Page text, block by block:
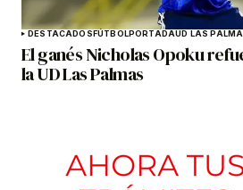
DESTACADOSFÚTBOLPORTADAUD LAS
El ganés Nicholas Opoku
la UD Las Palmas